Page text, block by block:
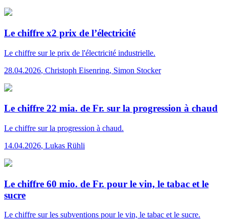
Le chiffre x2 prix de l’électricité
Le chiffre sur le prix de l'électricité industrielle.
28.04.2026, Christoph Eisenring, Simon Stocker
Le chiffre 22 mia. de Fr. sur la progression à chaud
Le chiffre sur la progression à chaud.
14.04.2026, Lukas Rühli
Le chiffre 60 mio. de Fr. pour le vin, le tabac et le
sucre
Le chiffre sur les subventions pour le vin, le tabac et le sucre.